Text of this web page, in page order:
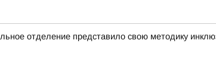
отделение представило свою методику